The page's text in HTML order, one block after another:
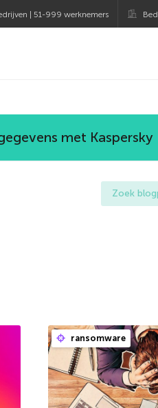
| 51-999 werknemers
met Kaspersky
ransomware